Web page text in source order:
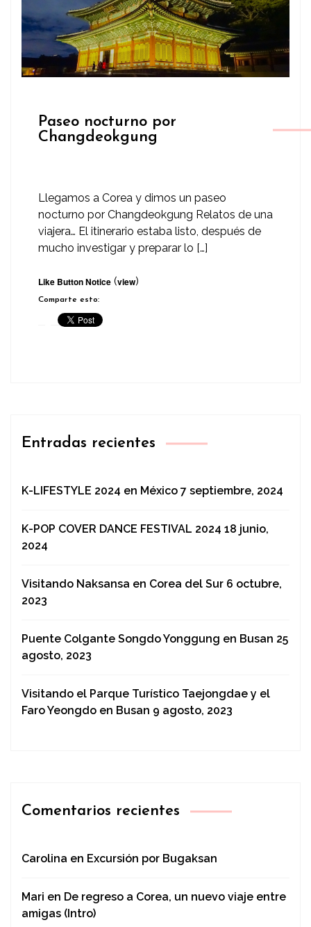
Paseo nocturno por
Changdeokgung
Llegamos a Corea y dimos un paseo
nocturno por Changdeokgung Relatos de una
viajera… El itinerario estaba listo, después de
mucho investigar y preparar lo […]
Like Button Notice (view)
Comparte esto:
Entradas recientes
K-LIFESTYLE 2024 en México 7 septiembre, 2024
K-POP COVER DANCE FESTIVAL 2024 18 junio,
2024
Visitando Naksansa en Corea del Sur 6 octubre,
2023
Puente Colgante Songdo Yonggung en Busan 25
agosto, 2023
Visitando el Parque Turístico Taejongdae y el
Faro Yeongdo en Busan 9 agosto, 2023
Comentarios recientes
Carolina en Excursión por Bugaksan
Mari en De regreso a Corea, un nuevo viaje entre
amigas (Intro)